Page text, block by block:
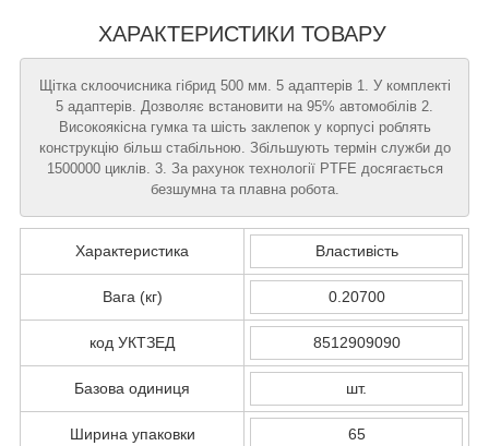
ХАРАКТЕРИСТИКИ ТОВАРУ
Щітка склоочисника гібрид 500 мм. 5 адаптерів 1. У комплекті
5 адаптерів. Дозволяє встановити на 95% автомобілів 2.
Високоякісна гумка та шість заклепок у корпусі роблять
конструкцію більш стабільною. Збільшують термін служби до
1500000 циклів. 3. За рахунок технології PTFE досягається
безшумна та плавна робота.
Характеристика Властивість
Вага (кг) 0.20700
код УКТЗЕД 8512909090
Базова одиниця шт.
Ширина упаковки 65